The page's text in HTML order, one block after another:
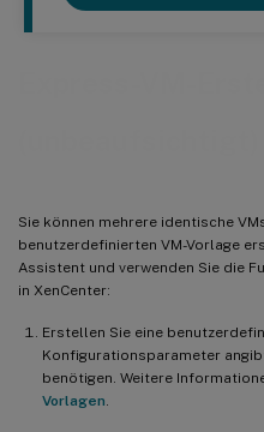
Sie können mehrere identische
benutzerdefinierten VM-Vorlage
Assistent und verwenden Sie die
in XenCenter:
Erstellen Sie eine
Konfigurationsparameter
benötigen. Weitere
Vorlagen